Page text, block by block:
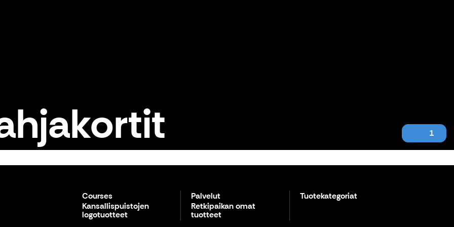
1
Courses
Kansallispuistojen
logotuotteet
Palvelut
Retkipaikan omat
tuotteet
Tuotekategoriat